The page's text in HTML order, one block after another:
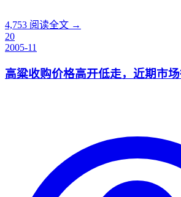
4,753 阅读全文 →
20
2005-11
高粱收购价格高开低走，近期市